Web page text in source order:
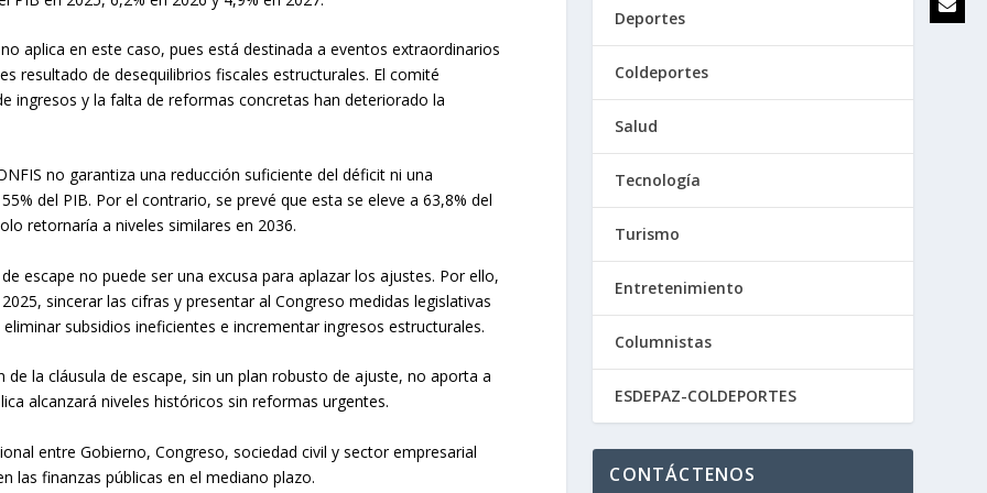
aplica en este caso, pues está destinada a eventos extraordinarios
resultado de desequilibrios fiscales estructurales. El comité
ingresos y la falta de reformas concretas han deteriorado la
no garantiza una reducción suficiente del déficit ni una
del PIB. Por el contrario, se prevé que esta se eleve a 63,8% del
retornaría a niveles similares en 2036.
escape no puede ser una excusa para aplazar los ajustes. Por ello,
sincerar las cifras y presentar al Congreso medidas legislativas
subsidios ineficientes e incrementar ingresos estructurales.
de la cláusula de escape, sin un plan robusto de ajuste, no aporta a
alcanzará niveles históricos sin reformas urgentes.
entre Gobierno, Congreso, sociedad civil y sector empresarial
las finanzas públicas en el mediano plazo.
Deportes
Coldeportes
Salud
Tecnología
Turismo
Entretenimiento
Columnistas
ESDEPAZ-COLDEPORTES
CONTÁCTENOS